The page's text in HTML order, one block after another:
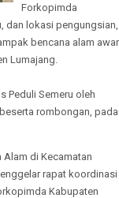
Forkopimda
dan lokasi pengungsian,
bencana alam
Lumajang.
Peduli Semeru oleh
rombongan, pada
Alam di Kecamatan
rapat koordinasi
Kabupaten